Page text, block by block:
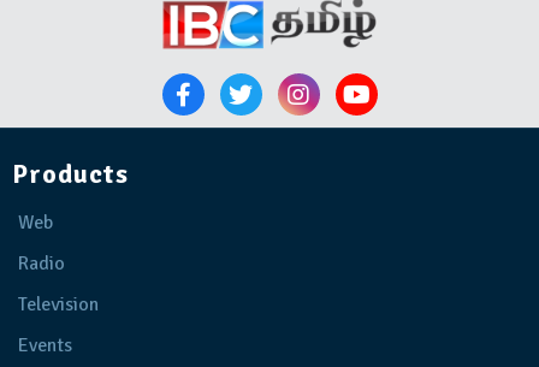
Products
Web
Radio
Television
Events